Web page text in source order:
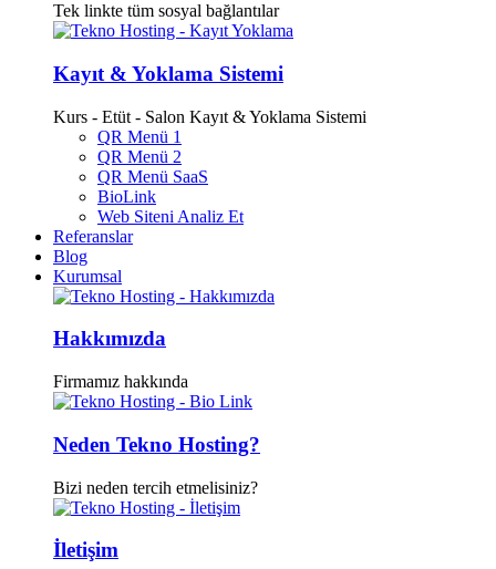
Tek linkte tüm sosyal bağlantılar
Kayıt & Yoklama Sistemi
Kurs - Etüt - Salon Kayıt & Yoklama Sistemi
QR Menü 1
QR Menü 2
QR Menü SaaS
BioLink
Web Siteni Analiz Et
Referanslar
Blog
Kurumsal
Hakkımızda
Firmamız hakkında
Neden Tekno Hosting?
Bizi neden tercih etmelisiniz?
İletişim